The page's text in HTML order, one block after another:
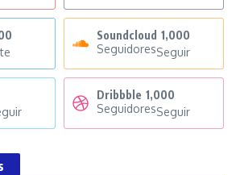
Soundcloud 1,000
SeguidoresSeguir
Dribbble 1,000
SeguidoresSeguir